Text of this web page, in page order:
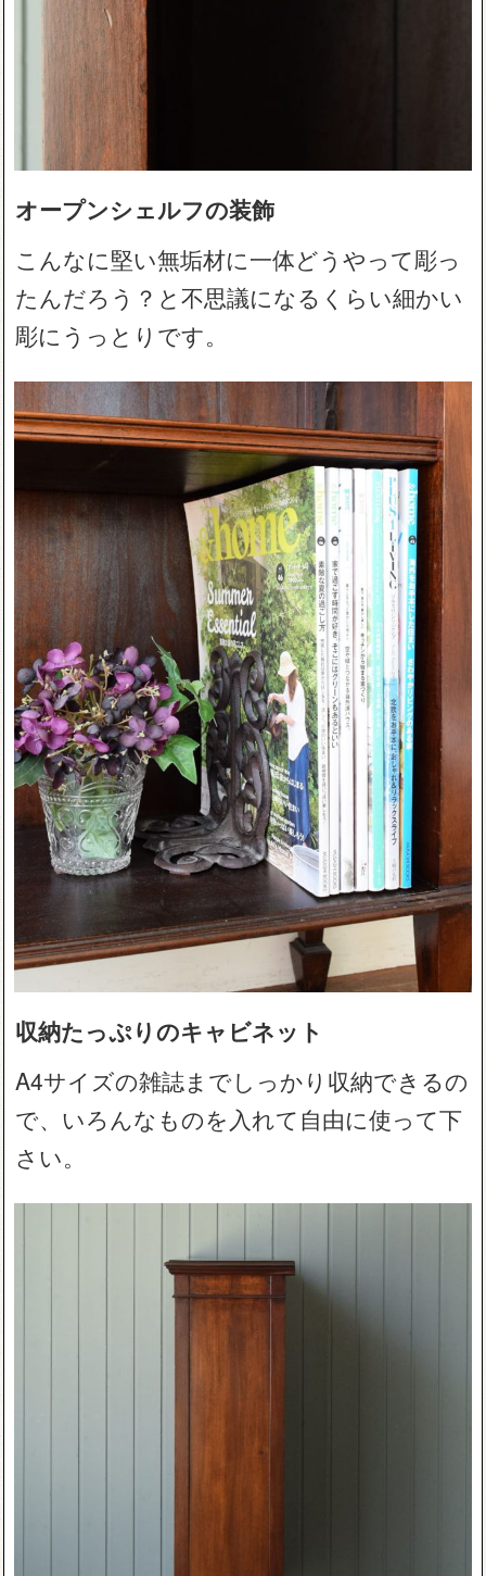
オープンシェルフの装飾
こんなに堅い無垢材に一体どうやって彫っ
たんだろう？と不思議になるくらい細かい
彫にうっとりです。
収納たっぷりのキャビネット
A4サイズの雑誌までしっかり収納できるの
で、いろんなものを入れて自由に使って下
さい。